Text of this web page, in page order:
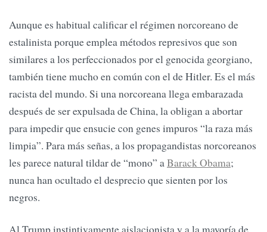
Aunque es habitual calificar el régimen norcoreano de
estalinista porque emplea métodos represivos que son
similares a los perfeccionados por el genocida georgiano,
también tiene mucho en común con el de Hitler. Es el más
racista del mundo. Si una norcoreana llega embarazada
después de ser expulsada de China, la obligan a abortar
para impedir que ensucie con genes impuros “la raza más
limpia”. Para más señas, a los propagandistas norcoreanos
les parece natural tildar de “mono” aBarack Obama;
nunca han ocultado el desprecio que sienten por los
negros.
Al Trump instintivamente aislacionista y a la mayoría de